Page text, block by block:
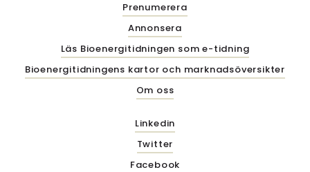
Prenumerera
Annonsera
Läs Bioenergitidningen som e-tidning
Bioenergitidningens kartor och marknadsöversikter
Om oss
Linkedin
Twitter
Facebook